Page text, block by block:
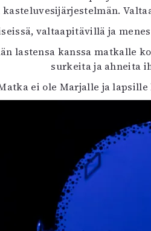
kasteluvesijärjestelmän.
valtaapitävillä ja
lastensa kanssa matkalle
surkeita ja ahneita
ei ole Marjalle ja lapsille